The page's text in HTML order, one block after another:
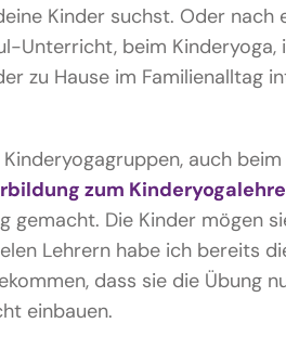
Kinder suchst. Oder nach
Unterricht, beim Kinderyoga,
zu Hause im Familienalltag
auch
zum
gemacht. Die Kinder mögen
Lehrern habe ich bereits
dass sie die Übung
einbauen.